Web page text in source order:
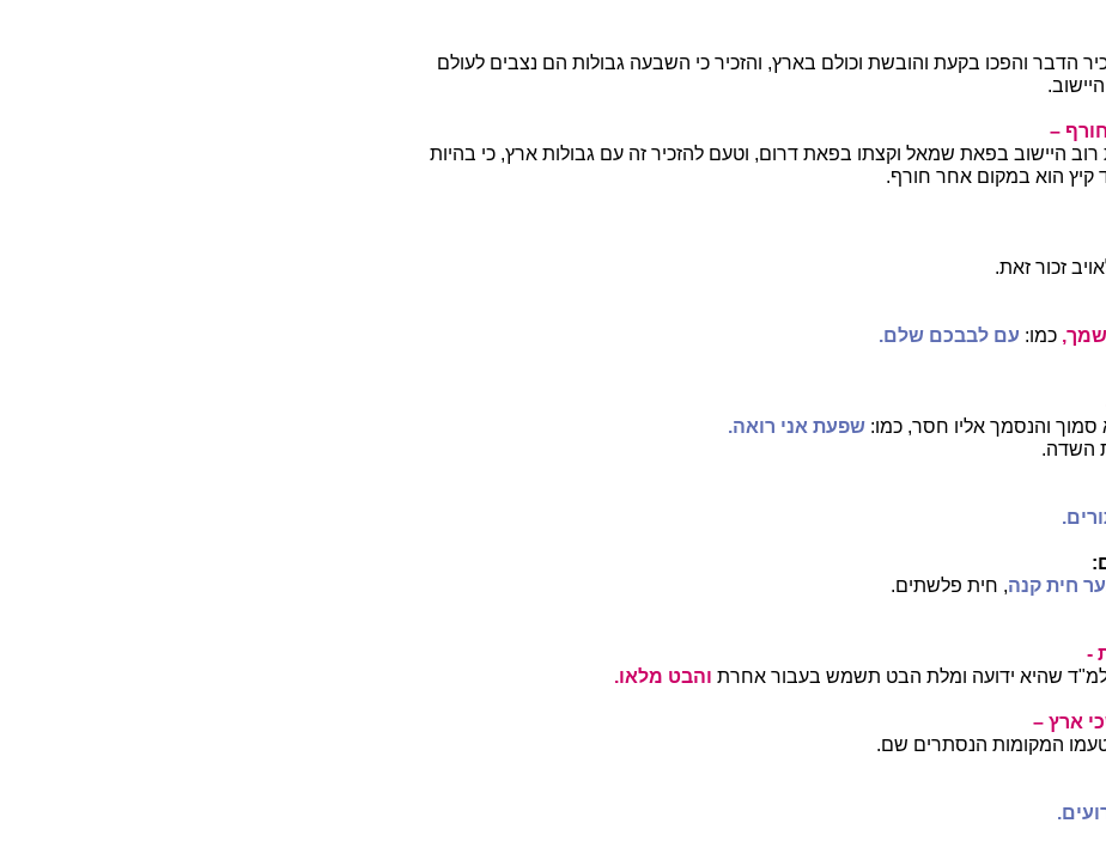
הדבר והפכו בקעת והובשת וכולם בארץ, והזכיר כי השבעה גבולות הם נצבים לעולם
–
רוב היישוב בפאת שמאל וקצתו בפאת דרום, וטעם להזכיר זה עם גבולות ארץ, כי בהיות
קיץ הוא במקום אחר חורף.
זכור זאת.
שמך, כמו: עם לבבכם שלם.
סמוך והנסמך אליו חסר, כמו: שפעת אני רואה.
השדה.
חית קנה, חית פלשתים.
-
שהיא ידועה ומלת הבט תשמש בעבור אחרת והבט מלאו.
ארץ –
המקומות הנסתרים שם.